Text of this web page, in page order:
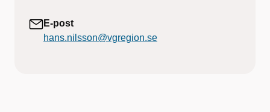
E-post
hans.nilsson@vgregion.se